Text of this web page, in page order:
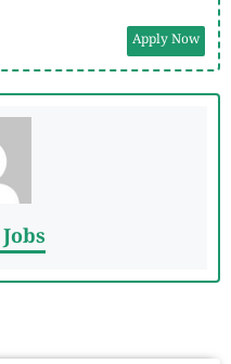
Apply Now